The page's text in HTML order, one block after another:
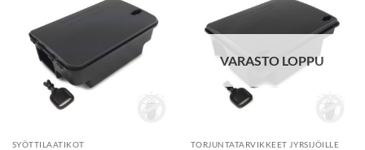
Lisää
toivelistalle
SYÖTTILAATIKOT
Lisää
toivelistalle
VARASTO LOPPU
TORJUNTATARVIKKEET JYRSIJÖILLE